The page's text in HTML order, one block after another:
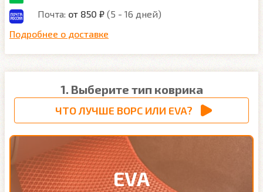
Почта: от 850 ₽ (5 - 16 дней)
Подробнее о доставке
1. Выберите тип коврика
ЧТО ЛУЧШЕ ВОРС ИЛИ EVA?
EVA